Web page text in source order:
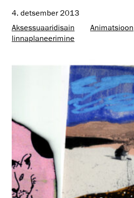
4. detsember 2013
Aksessuaaridisain
Animatsioon
linnaplaneerimine